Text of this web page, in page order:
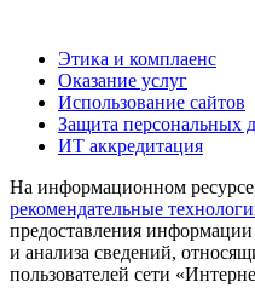
Этика и комплаенс
Оказание услуг
Использование сайтов
Защита персональных
ИТ аккредитация
На информационном
рекомендательные
предоставления информации
и анализа сведений,
пользователей сети